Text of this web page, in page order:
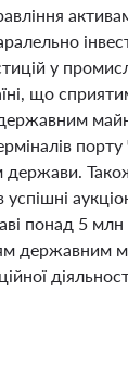
у
що
понад 5
державним